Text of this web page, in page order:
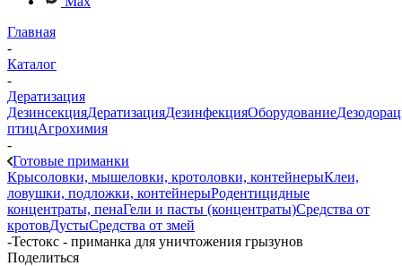
Главная
-
Каталог
-
Дератизация
ДезинсекцияДератизацияДезинфекцияОборудование
птицАгрохимия
-
Готовые приманки
Крысоловки, мышеловки, кротоловки, контейнерыКлеи,
ловушки, подложки, контейнерыРодентицидные
концентраты, пенаГели и пасты (концентраты)Средства от
кротовДустыСредства от змей
-Тестокс - приманка для уничтожения грызунов
Поделиться